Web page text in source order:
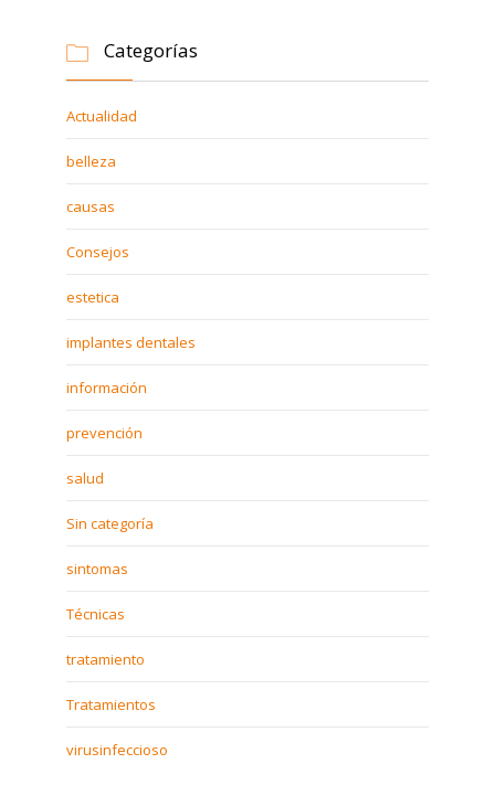
 Categorías
Actualidad
belleza
causas
Consejos
estetica
implantes dentales
información
prevención
salud
Sin categoría
sintomas
Técnicas
tratamiento
Tratamientos
virusinfeccioso